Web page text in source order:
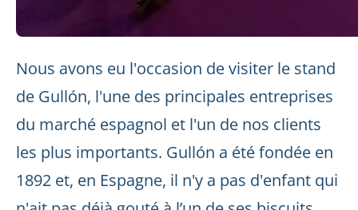
Nous avons eu l'occasion de visiter le stand
de Gullón, l'une des principales entreprises
du marché espagnol et l'un de nos clients
les plus importants. Gullón a été fondée en
1892 et, en Espagne, il n'y a pas d'enfant qui